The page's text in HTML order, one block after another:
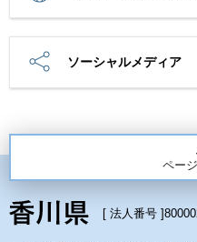
ソーシャルメディア
ペー
[ 法人番号 ]